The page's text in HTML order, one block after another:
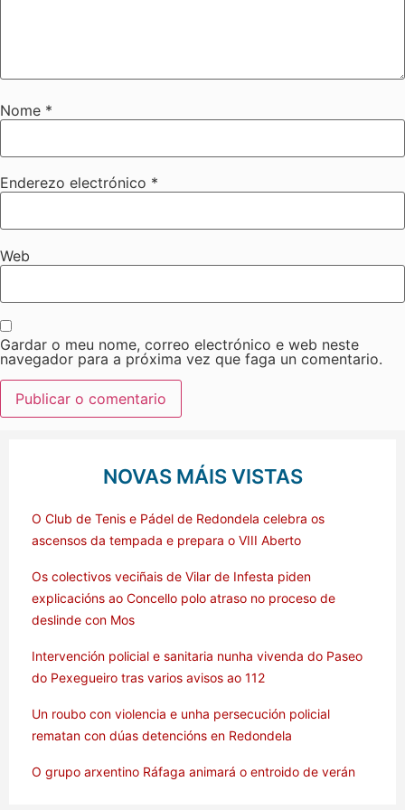
Nome *
Enderezo electrónico *
Web
Gardar o meu nome, correo electrónico e web neste
navegador para a próxima vez que faga un comentario.
NOVAS MÁIS VISTAS
O Club de Tenis e Pádel de Redondela celebra os
ascensos da tempada e prepara o VIII Aberto
Os colectivos veciñais de Vilar de Infesta piden
explicacións ao Concello polo atraso no proceso de
deslinde con Mos
Intervención policial e sanitaria nunha vivenda do Paseo
do Pexegueiro tras varios avisos ao 112
Un roubo con violencia e unha persecución policial
rematan con dúas detencións en Redondela
O grupo arxentino Ráfaga animará o entroido de verán